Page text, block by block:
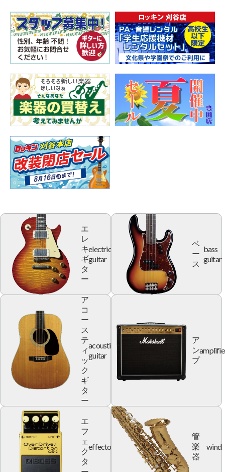
エ
レ
キ
ギ
タ
ー
electric
guitar
ベ
ー
ス
bass
guitar
ア
コ
ー
ス
テ
ィ
ッ
ク
ギ
タ
ー
acoustic
guitar
ア
ン
プ
エ
フ
ェ
ク
タ
effector
管
楽
器
wind